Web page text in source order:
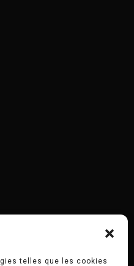
telles que les cookies